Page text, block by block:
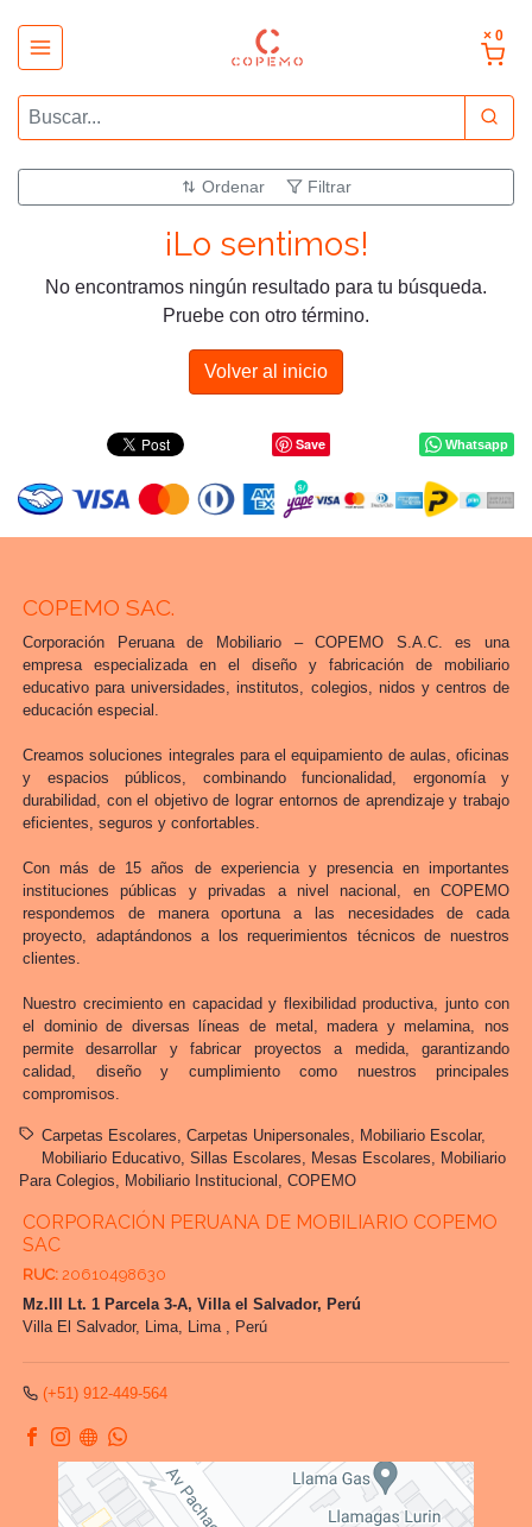
× 0
Ordenar Filtrar
¡Lo sentimos!
No encontramos ningún resultado para tu búsqueda.
Pruebe con otro término.
Volver al inicio
Save Whatsapp
COPEMO SAC.
Corporación Peruana de Mobiliario – COPEMO S.A.C. es una
empresa especializada en el diseño y fabricación de mobiliario
educativo para universidades, institutos, colegios, nidos y centros de
educación especial.
Creamos soluciones integrales para el equipamiento de aulas, oficinas
y espacios públicos, combinando funcionalidad, ergonomía y
durabilidad, con el objetivo de lograr entornos de aprendizaje y trabajo
eficientes, seguros y confortables.
Con más de 15 años de experiencia y presencia en importantes
instituciones públicas y privadas a nivel nacional, en COPEMO
respondemos de manera oportuna a las necesidades de cada
proyecto, adaptándonos a los requerimientos técnicos de nuestros
clientes.
Nuestro crecimiento en capacidad y flexibilidad productiva, junto con
el dominio de diversas líneas de metal, madera y melamina, nos
permite desarrollar y fabricar proyectos a medida, garantizando
calidad, diseño y cumplimiento como nuestros principales
compromisos.
Carpetas Escolares Carpetas Unipersonales
Mobiliario Escolar
Mobiliario Educativo Sillas Escolares Mesas Escolares
Mobiliario
Para Colegios
Mobiliario Institucional COPEMO
CORPORACIÓN PERUANA DE MOBILIARIO COPEMO
SAC
RUC: 20610498630
Mz.III Lt. 1 Parcela 3-A, Villa el Salvador, Perú
Villa El Salvador, Lima, Lima , Perú
(+51) 912-449-564